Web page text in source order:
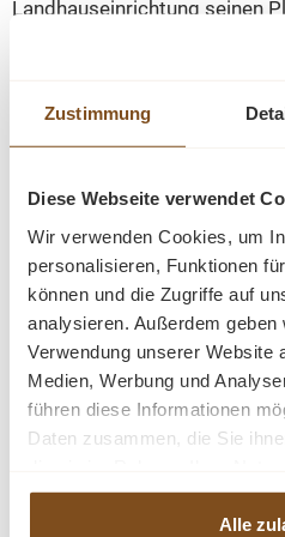
Zustimmung
Diese Webseite verwendet
Wir verwenden Cookies, um
personalisieren, Funktionen
können und die Zugriffe auf
analysieren. Außerdem
Verwendung unserer Website
Medien, Werbung und
führen diese Informationen
Daten zusammen, die Sie
haben.
Alle
Landhauseinrichtung seinen
Tisch wird das zusammen
Massivholz Tisch
Landhausstil
Tischplatte 100%
Beine sind demontiert
5 Teile
Oberflächen und Farben sind
Oberflächen (lackiert/
Abmessungen und